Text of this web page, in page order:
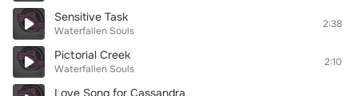
Sensitive Task
Waterfallen Souls
2:38
Pictorial Creek
Waterfallen Souls
2:10
Love Song for Cassandra